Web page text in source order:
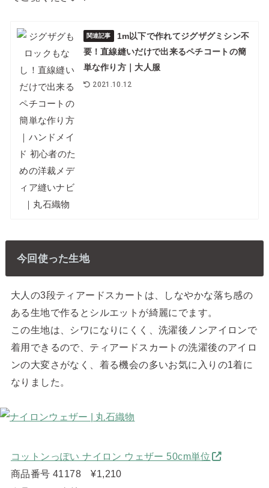
関連記事
1m以下で作れてジグザグミシン不
要！直線縫いだけで出来るペチコートの簡
単な作り方｜大人服
2021.10.12
今回使った生地
大人の3段ティアードスカートは、しなやかな落ち感の
ある生地で作るとシルエットが綺麗にでます。
この生地は、シワになりにくく、洗濯後ノンアイロンで
着用できるので、ティアードスカートの洗濯後のアイロ
ンの大変さがなく、着る機会の多いお気に入りの1着に
なりました。
コットンっぽい ナイロン ウェザー 50cm単位
商品番号 41178 ¥1,210